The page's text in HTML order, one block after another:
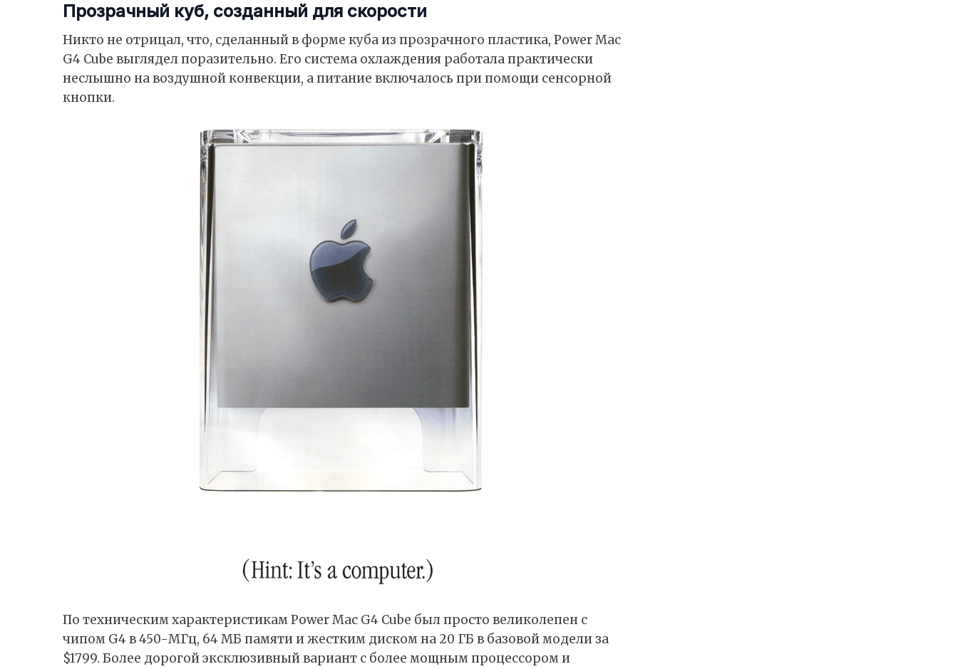
Прозрачный куб, созданный для скорости
Никто не отрицал, что, сделанный в форме куба из прозрачного пластика, Power Mac
G4 Cube выглядел поразительно. Его система охлаждения работала практически
неслышно на воздушной конвекции, а питание включалось при помощи сенсорной
кнопки.
По техническим характеристикам Power Mac G4 Cube был просто великолепен с
чипом G4 в 450-МГц, 64 МБ памяти и жестким диском на 20 ГБ в базовой модели за
$1799. Более дорогой эксклюзивный вариант с более мощным процессором и